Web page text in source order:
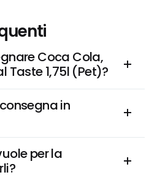
Coca Cola,
1,75l (Pet)?
in
per la